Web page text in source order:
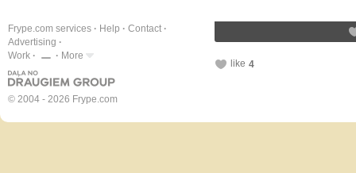
Frype.com services Help
Contact
Advertising
Work
More
© 2004 - 2026 Frype.com
like 4